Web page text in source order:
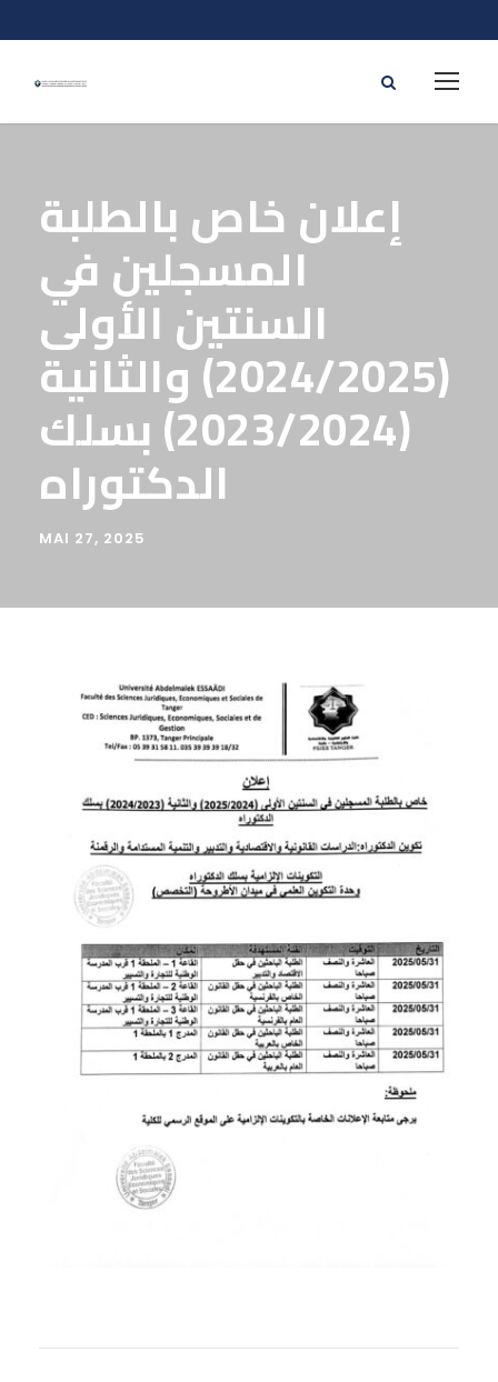
إعلان خاص بالطلبة
المسجلين في
السنتين الأولى
(2024/2025) والثانية
(2023/2024) بسلك
الدكتوراه
MAI 27, 2025